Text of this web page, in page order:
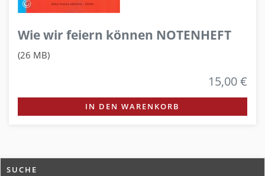
Wie wir feiern können NOTENHEFT
(26 MB)
15,00 €
IN DEN WARENKORB
SUCHE